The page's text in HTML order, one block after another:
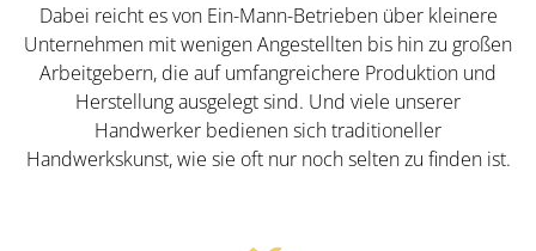
Dabei reicht es von Ein-Mann-Betrieben über kleinere
Unternehmen mit wenigen Angestellten bis hin zu großen
Arbeitgebern, die auf umfangreichere Produktion und
Herstellung ausgelegt sind. Und viele unserer
Handwerker bedienen sich traditioneller
Handwerkskunst, wie sie oft nur noch selten zu finden ist.